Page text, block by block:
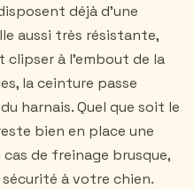
déjà d'une
aussi très résistante,
clipser à l'embout de la
la ceinture passe
harnais. Quel que soit le
bien en place une
de freinage brusque,
à votre chien.